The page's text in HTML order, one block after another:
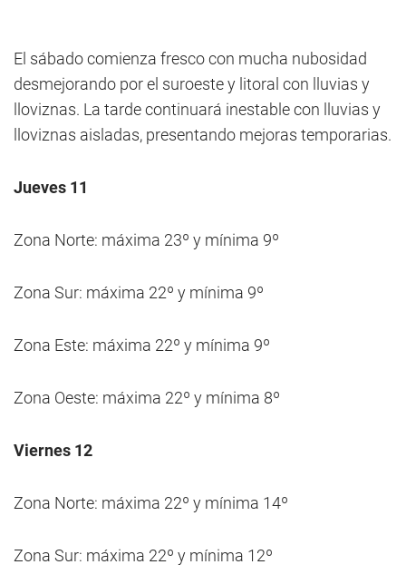
El sábado comienza fresco con mucha nubosidad
desmejorando por el suroeste y litoral con lluvias y
lloviznas. La tarde continuará inestable con lluvias y
lloviznas aisladas, presentando mejoras temporarias.
Jueves 11
Zona Norte: máxima 23º y mínima 9º
Zona Sur: máxima 22º y mínima 9º
Zona Este: máxima 22º y mínima 9º
Zona Oeste: máxima 22º y mínima 8º
Viernes 12
Zona Norte: máxima 22º y mínima 14º
Zona Sur: máxima 22º y mínima 12º